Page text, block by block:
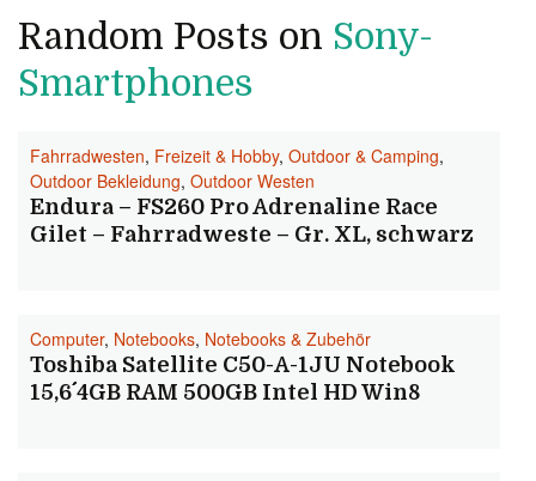
Random Posts on Sony-
Smartphones
Fahrradwesten, Freizeit & Hobby, Outdoor & Camping,
Outdoor Bekleidung, Outdoor Westen
Endura – FS260 Pro Adrenaline Race
Gilet – Fahrradweste – Gr. XL, schwarz
Computer, Notebooks, Notebooks & Zubehör
Toshiba Satellite C50-A-1JU Notebook
15,6´´ 4GB RAM 500GB Intel HD Win8